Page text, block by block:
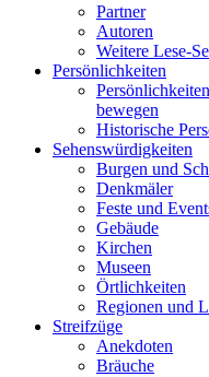
Partner
Autoren
Weitere Lese-
Persönlichkeiten
bewegen
Historische
Sehenswürdigkeiten
Burgen und
Denkmäler
Feste und
Gebäude
Kirchen
Museen
Örtlichkeiten
Regionen und
Streifzüge
Anekdoten
Bräuche